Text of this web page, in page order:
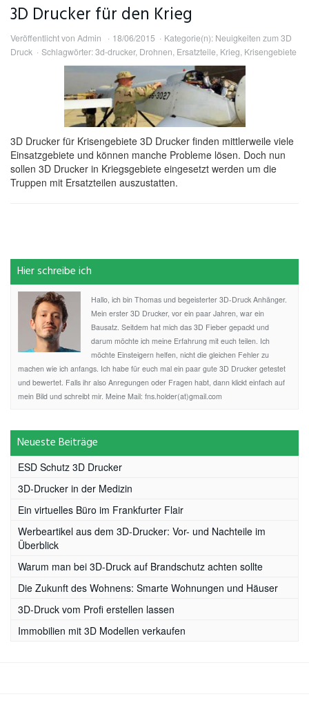
3D Drucker für den Krieg
Veröffentlicht von Admin 18/06/2015 Kategorie(n): Neuigkeiten zum 3D
Druck
Schlagwörter:3d-drucker, Drohnen, Ersatzteile, Krieg, Krisengebiete
3D Drucker für Krisengebiete 3D Drucker finden mittlerweile viele
Einsatzgebiete und können manche Probleme lösen. Doch nun
sollen 3D Drucker in Kriegsgebiete eingesetzt werden um die
Truppen mit Ersatzteilen auszustatten.
Hier schreibe ich
Hallo, ich bin Thomas und begeisterter 3D-Druck Anhänger.
Mein erster 3D Drucker, vor ein paar Jahren, war ein
Bausatz. Seitdem hat mich das 3D Fieber gepackt und
darum möchte ich meine Erfahrung mit euch teilen. Ich
möchte Einsteigern helfen, nicht die gleichen Fehler zu
machen wie ich anfangs. Ich habe für euch mal ein paar gute 3D Drucker getestet
und bewertet. Falls ihr also Anregungen oder Fragen habt, dann klickt einfach auf
mein Bild und schreibt mir. Meine Mail: fns.holder(at)gmail.com
Neueste Beiträge
ESD Schutz 3D Drucker
3D-Drucker in der Medizin
Ein virtuelles Büro im Frankfurter Flair
Werbeartikel aus dem 3D-Drucker: Vor- und Nachteile im
Überblick
Warum man bei 3D-Druck auf Brandschutz achten sollte
Die Zukunft des Wohnens: Smarte Wohnungen und Häuser
3D-Druck vom Profi erstellen lassen
Immobilien mit 3D Modellen verkaufen